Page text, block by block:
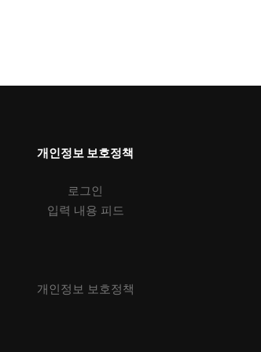
개인정보 보호정책
로그인
입력 내용 피드
개인정보 보호정책